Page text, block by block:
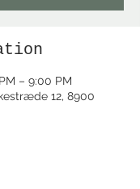
– 9:00 PM
12, 8900